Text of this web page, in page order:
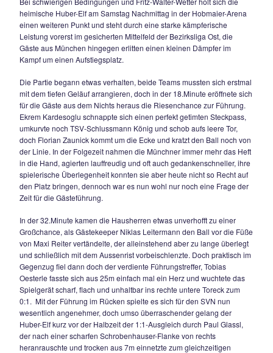
TSV Siegsdorf trotzt dem Favoriten beim 1:1
wichtigen Punkt ab – Glassl trifft
Bei schwierigen Bedingungen und Fritz-Walter-Wetter holt
heimische Huber-Elf am Samstag Nachmittag in der
einen weiteren Punkt und steht durch eine starke
Leistung vorerst im gesicherten Mittelfeld der Bezirksliga
Gäste aus München hingegen erlitten einen kleinen
Kampf um einen Aufstiegsplatz.
Die Partie begann etwas verhalten, beide Teams mussten
mit dem tiefen Geläuf arrangieren, doch in der 18.Minute
Ekrem Kardesoglu schnappte sich einen perfekt getimten
umkurvte noch TSV-Schlussmann König und schob aufs
doch Florian Zaunick kommt um die Ecke und kratzt den
der Linie. In der Folgezeit nahmen die Münchner immer
in die Hand, agierten lauffreudig und oft auch
spielerische Überlegenheit konnten sie aber heute nicht so
den Platz bringen, dennoch war es nun wohl nur noch eine
Zeit für die Gästeführung.